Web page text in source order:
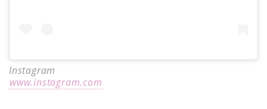
Instagram
www.instagram.com